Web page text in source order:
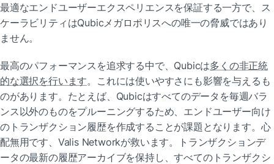
最適なエンドユーザーエクスペリエンスを保証する一方で、ス
ケーラビリティはQubicメガロポリスへの唯一の脅威ではあり
ません。
最高のパフォーマンスを追求する中で、Qubicは多くの非正統
的な選択を行います。これには使いやすさにも影響を与えるも
のがあります。たとえば、Qubicはすべてのデータを毎週バラ
ンス以外のものをプルーニングするため、エンドユーザー向け
のトランザクション履歴を作成することが課題となります。心
配無用です、Valis Networkが救います。トランザクションデ
ータの最新の履歴アーカイブを保持し、すべてのトランザクシ